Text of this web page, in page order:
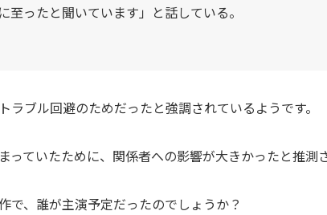
至ったと聞いています」と話している。
ラブル回避のためだったと強調されているようです。
っていたために、関係者への影響が大きかったと推測さ
で、誰が主演予定だったのでしょうか？